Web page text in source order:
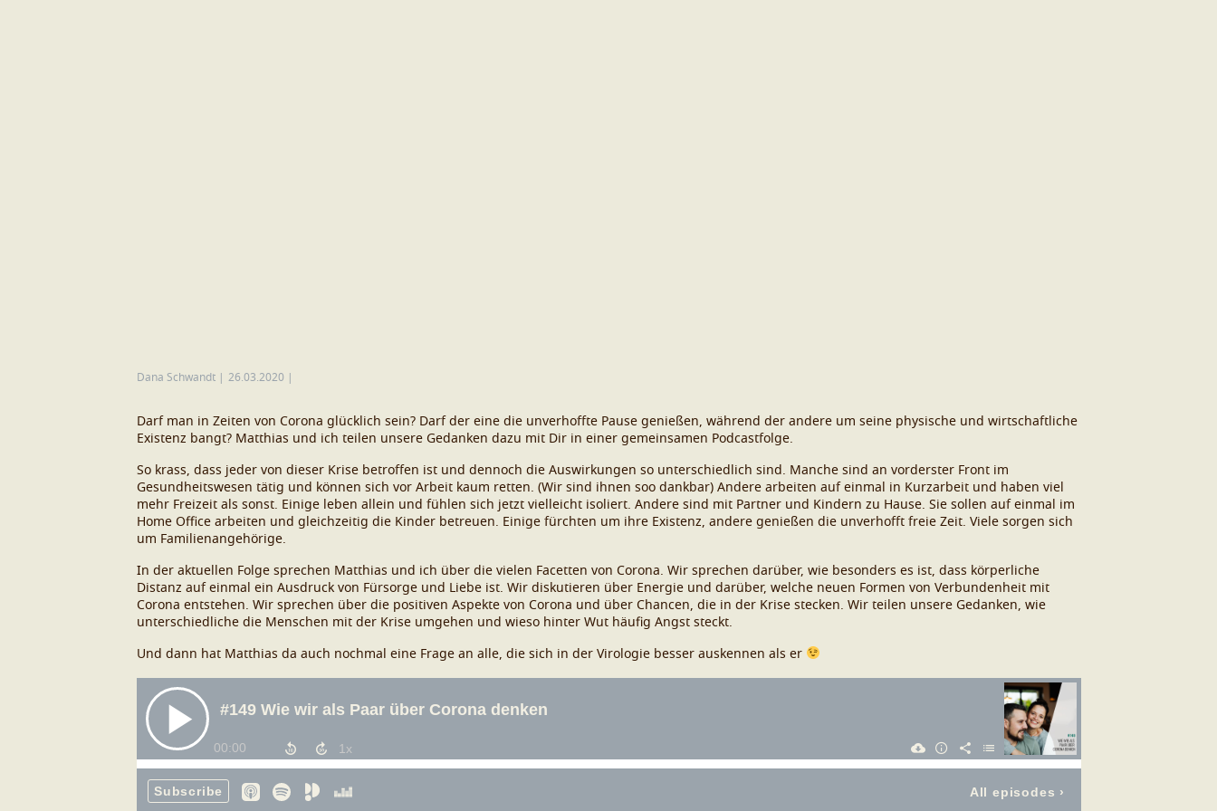
Dana Schwandt 26.03.2020
Darf man in Zeiten von Corona glücklich sein? Darf der eine die unverhoffte Pause genießen, während der andere um seine physische und wirtschaftliche
Existenz bangt? Matthias und ich teilen unsere Gedanken dazu mit Dir in einer gemeinsamen Podcastfolge.
So krass, dass jeder von dieser Krise betroffen ist und dennoch die Auswirkungen so unterschiedlich sind. Manche sind an vorderster Front im
Gesundheitswesen tätig und können sich vor Arbeit kaum retten. (Wir sind ihnen soo dankbar) Andere arbeiten auf einmal in Kurzarbeit und haben viel
mehr Freizeit als sonst. Einige leben allein und fühlen sich jetzt vielleicht isoliert. Andere sind mit Partner und Kindern zu Hause. Sie sollen auf einmal im
Home Office arbeiten und gleichzeitig die Kinder betreuen. Einige fürchten um ihre Existenz, andere genießen die unverhofft freie Zeit. Viele sorgen sich
um Familienangehörige.
In der aktuellen Folge sprechen Matthias und ich über die vielen Facetten von Corona. Wir sprechen darüber, wie besonders es ist, dass körperliche
Distanz auf einmal ein Ausdruck von Fürsorge und Liebe ist. Wir diskutieren über Energie und darüber, welche neuen Formen von Verbundenheit mit
Corona entstehen. Wir sprechen über die positiven Aspekte von Corona und über Chancen, die in der Krise stecken. Wir teilen unsere Gedanken, wie
unterschiedliche die Menschen mit der Krise umgehen und wieso hinter Wut häufig Angst steckt.
Und dann hat Matthias da auch nochmal eine Frage an alle, die sich in der Virologie besser auskennen als er